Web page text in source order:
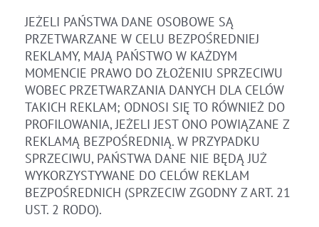
JEŻELI PAŃSTWA DANE OSOBOWE SĄ
PRZETWARZANE W CELU BEZPOŚREDNIEJ
REKLAMY, MAJĄ PAŃSTWO W KAŻDYM
MOMENCIE PRAWO DO ZŁOŻENIU SPRZECIWU
WOBEC PRZETWARZANIA DANYCH DLA CELÓW
TAKICH REKLAM; ODNOSI SIĘ TO RÓWNIEŻ DO
PROFILOWANIA, JEŻELI JEST ONO POWIĄZANE Z
REKLAMĄ BEZPOŚREDNIĄ. W PRZYPADKU
SPRZECIWU, PAŃSTWA DANE NIE BĘDĄ JUŻ
WYKORZYSTYWANE DO CELÓW REKLAM
BEZPOŚREDNICH (SPRZECIW ZGODNY Z ART. 21
UST. 2 RODO).